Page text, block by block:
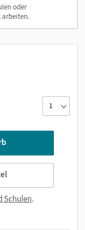
oder
arbeiten.
Schulen.